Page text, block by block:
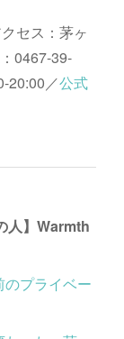
セス：茅ヶ
0467-39-
20:00／公式
人】Warmth
プライベー